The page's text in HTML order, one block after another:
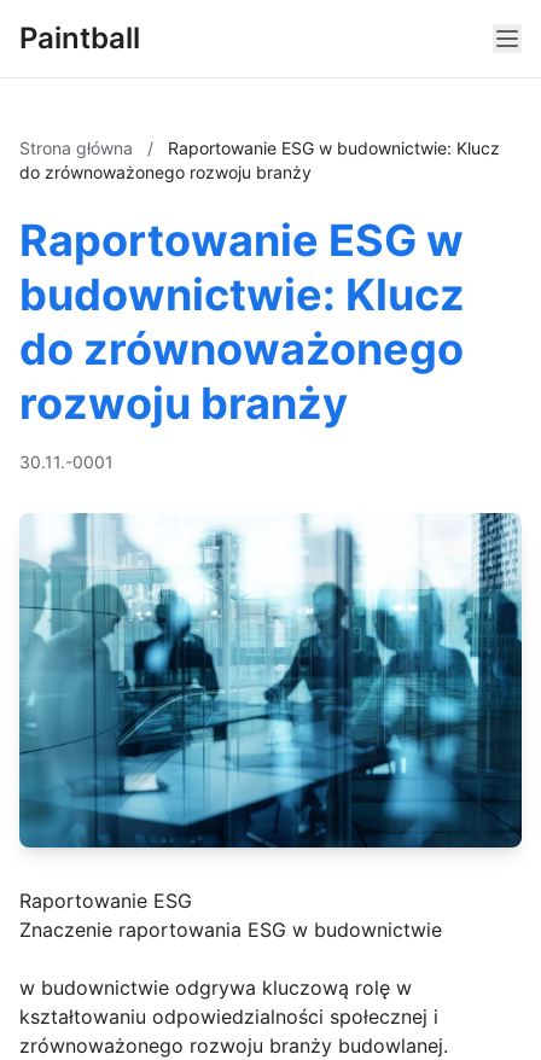
Paintball
Strona główna /
Raportowanie ESG w budownictwie: Klucz
do zrównoważonego rozwoju branży
Raportowanie ESG w
budownictwie: Klucz
do zrównoważonego
rozwoju branży
30.11.-0001
Raportowanie ESG
Znaczenie raportowania ESG w budownictwie
w budownictwie odgrywa kluczową rolę w
kształtowaniu odpowiedzialności społecznej i
zrównoważonego rozwoju branży budowlanej.